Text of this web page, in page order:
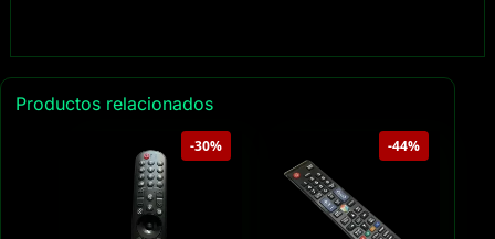
Productos relacionados
-30% -44%